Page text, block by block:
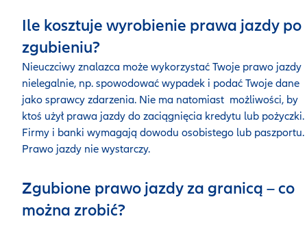
Ile kosztuje wyrobienie prawa jazdy po
zgubieniu?
Nieuczciwy znalazca może wykorzystać Twoje prawo jazdy
nielegalnie, np. spowodować wypadek i podać Twoje dane
jako sprawcy zdarzenia. Nie ma natomiast możliwości, by
ktoś użył prawa jazdy do zaciągnięcia kredytu lub pożyczki.
Firmy i banki wymagają dowodu osobistego lub paszportu.
Prawo jazdy nie wystarczy.
Zgubione prawo jazdy za granicą – co
można zrobić?